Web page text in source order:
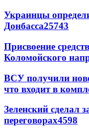
Украинцы
Донбасса25743
Присвоение
Коломойского
ВСУ получили
что входит в
Зеленский сделал
переговорах4598